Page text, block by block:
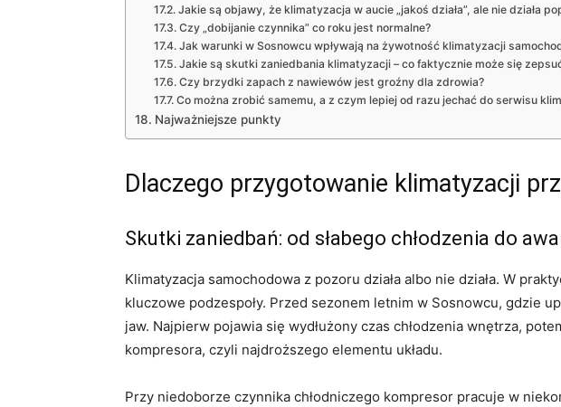
Jakie są objawy, że klimatyzacja w aucie „jakoś działa”, ale nie działa
Czy „dobijanie czynnika” co roku jest normalne?
Jak warunki w Sosnowcu wpływają na żywotność klimatyzacji
Jakie są skutki zaniedbania klimatyzacji – co faktycznie może się
Czy brzydki zapach z nawiewów jest groźny dla zdrowia?
Co można zrobić samemu, a z czym lepiej od razu jechać do serwisu
Najważniejsze punkty
Dlaczego przygotowanie klimatyzacji
Skutki zaniedbań: od słabego chłodzenia do
Klimatyzacja samochodowa z pozoru działa albo nie działa. W
kluczowe podzespoły. Przed sezonem letnim w Sosnowcu, gdzie
jaw. Najpierw pojawia się wydłużony czas chłodzenia wnętrza,
kompresora, czyli najdroższego elementu układu.
Przy niedoborze czynnika chłodniczego kompresor pracuje w